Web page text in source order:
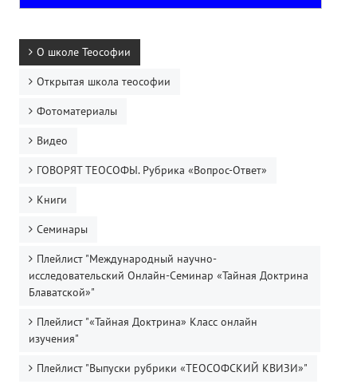
О школе Теософии
Открытая школа теософии
Фотоматериалы
Видео
ГОВОРЯТ ТЕОСОФЫ. Рубрика «Вопрос-Ответ»
Книги
Семинары
Плейлист "Международный научно-
исследовательский Онлайн-Семинар «Тайная Доктрина
Блаватской»"
Плейлист "«Тайная Доктрина» Класс онлайн
изучения"
Плейлист "Выпуски рубрики «ТЕОСОФСКИЙ КВИЗИ»"